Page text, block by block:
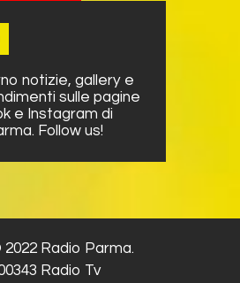
notizie, gallery e
sulle pagine
e Instagram di
Follow us!
Radio Parma.
Radio Tv